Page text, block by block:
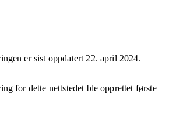
er sist oppdatert22. april 2024.
for dette nettstedet ble opprettet første